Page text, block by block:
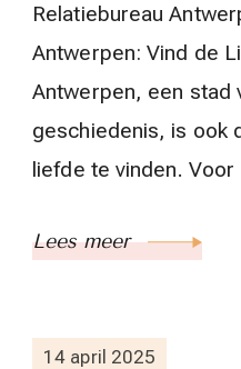
Relatiebureau
Antwerpen: Vind de
Antwerpen, een stad
geschiedenis, is ook
liefde te vinden.
Lees meer
14 april 2025